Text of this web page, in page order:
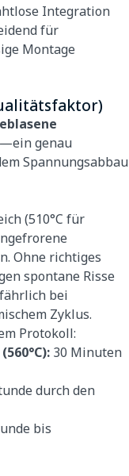
Integration
für
Montage
genau
Spannungsabbau
(510°C für
Ohne richtiges
spontane Risse
bei
Zyklus.
Protokoll:
30 Minuten
durch den
bis